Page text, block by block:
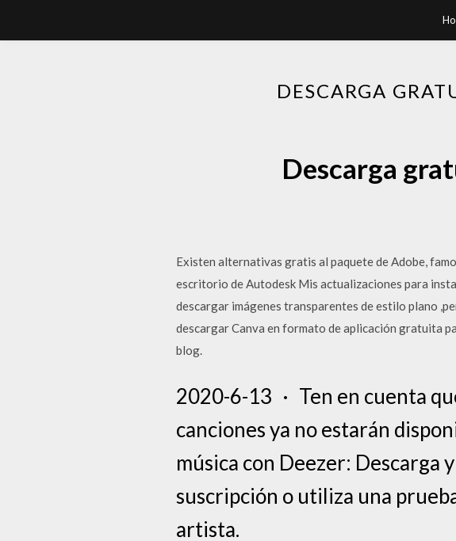
DESCARGA
Descarga
Existen alternativas gratis al paquete de Adobe,
escritorio de Autodesk Mis actualizaciones para
descargar imágenes transparentes de estilo plano
descargar Canva en formato de aplicación gratuita
blog.
2020-6-13 · Ten en cuenta
canciones ya no estarán
música con Deezer: Descarga
suscripción o utiliza una
artista.